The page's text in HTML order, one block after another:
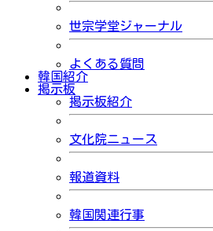
世宗学堂ジャーナル
よくある質問
韓国紹介
掲示板
掲示板紹介
文化院ニュース
報道資料
韓国関連行事